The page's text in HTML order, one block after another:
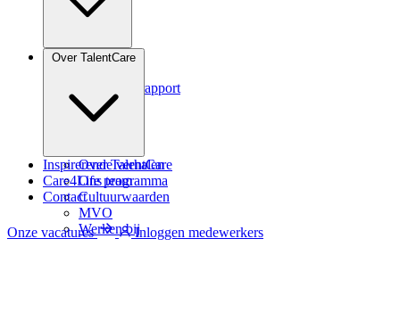
Zindicator
Zindicator rapport
Over TalentCare
Over TalentCare
Ons team
Cultuurwaarden
MVO
Werken bij
Inspirerende verhalen
Care4Life programma
Contact
Onze vacatures Inloggen medewerkers